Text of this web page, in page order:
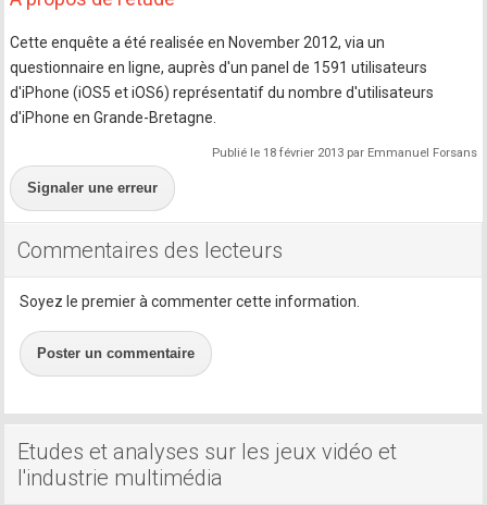
Cette enquête a été realisée en November 2012, via un
questionnaire en ligne, auprès d'un panel de 1591 utilisateurs
d'iPhone (iOS5 et iOS6) représentatif du nombre d'utilisateurs
d'iPhone en Grande-Bretagne.
Publié le 18 février 2013 par Emmanuel Forsans
Signaler une erreur
Commentaires des lecteurs
Soyez le premier à commenter cette information.
Poster un commentaire
Etudes et analyses sur les jeux vidéo et
l'industrie multimédia